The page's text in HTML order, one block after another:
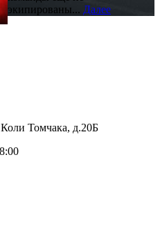
экипированы... Далее
Коли Томчака, д.20Б